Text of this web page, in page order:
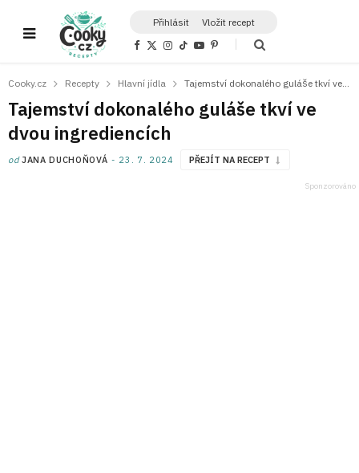
Přihlásit Vložit recept
F
b
o
k
X
i
e
r
)
I
a
r
a
T
o
Y
u
e
P
e
e
s
Cooky.cz Recepty Hlavní jídla
Tajemství dokonalého guláše tkví ve
dvou ingrediencích
odJANA DUCHOŇOVÁ 23. 7. 2024 PŘEJÍT NA RECEPT